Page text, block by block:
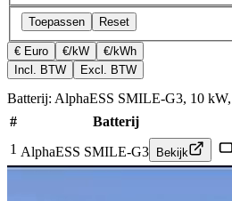
Toepassen Reset
€ Euro €/kW
€/kWh
Incl. BTW
Excl. BTW
Batterij: AlphaESS SMILE-G3, 10
#
Batterij
1 AlphaESS SMILE-G3 Bekijk